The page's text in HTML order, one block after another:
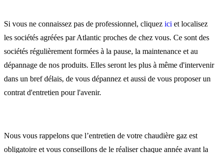
Si vous ne connaissez pas de professionnel, cliquez ici et localisez
les sociétés agréées par Atlantic proches de chez vous. Ce sont des
sociétés régulièrement formées à la pause, la maintenance et au
dépannage de nos produits. Elles seront les plus à même d'intervenir
dans un bref délais, de vous dépannez et aussi de vous proposer un
contrat d'entretien pour l'avenir.
Nous vous rappelons que l’entretien de votre chaudière gaz est
obligatoire et vous conseillons de le réaliser chaque année avant la